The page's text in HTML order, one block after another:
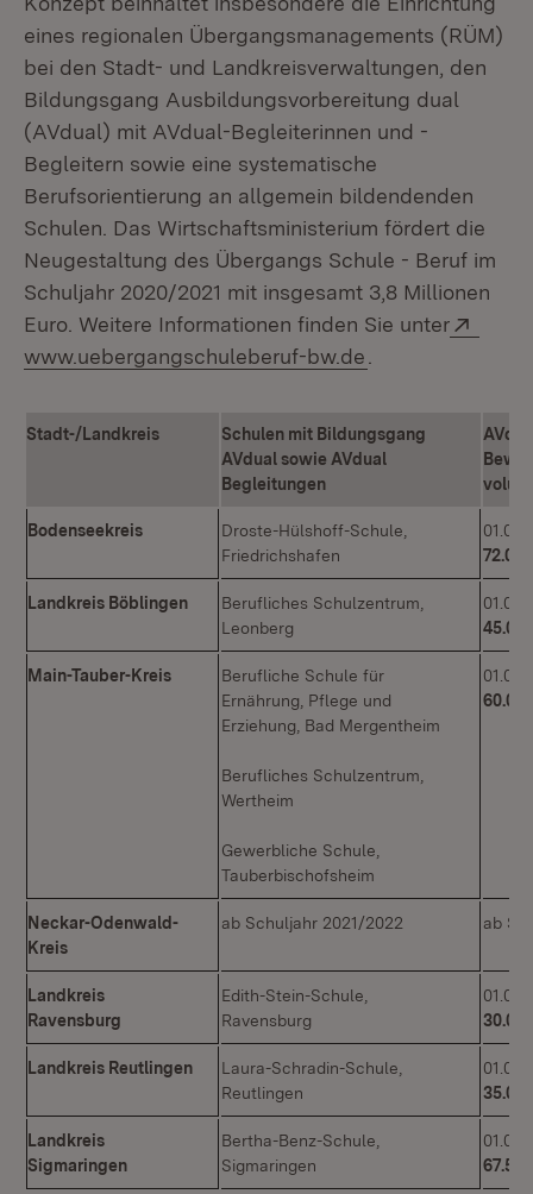
eines regionalen Übergangsmanagements (RÜM)
bei den Stadt- und Landkreisverwaltungen, den
Bildungsgang Ausbildungsvorbereitung dual
(AVdual) mit AVdual-Begleiterinnen und -
Begleitern sowie eine systematische
Berufsorientierung an allgemein bildendenden
Schulen. Das Wirtschaftsministerium fördert die
Neugestaltung des Übergangs Schule - Beruf im
Schuljahr 2020/2021 mit insgesamt 3,8 Millionen
Euro. Weitere Informationen finden Sie unter
www.uebergangschuleberuf-bw.de
Stadt-/Landkreis
Schulen mit Bildungsgang
AVdual sowie AVdual
Begleitungen
Bodenseekreis
Droste-Hülshoff-Schule,
Friedrichshafen
Landkreis Böblingen
Berufliches Schulzentrum,
Leonberg
Main-Tauber-Kreis
Berufliche Schule für
Ernährung, Pflege und
Erziehung, Bad Mergentheim
Berufliches Schulzentrum,
Wertheim
Gewerbliche Schule,
Tauberbischofsheim
Neckar-Odenwald-
Kreis
ab Schuljahr 2021/2022 ab
Landkreis
Ravensburg
Edith-Stein-Schule,
Ravensburg
Landkreis Reutlingen
Laura-Schradin-Schule,
Reutlingen
Landkreis
Sigmaringen
Bertha-Benz-Schule,
Sigmaringen